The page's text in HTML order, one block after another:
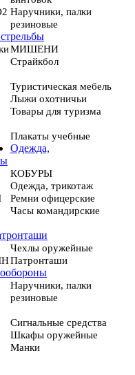
Наручники, палки
резиновые
МИШЕНИ
Страйкбол
Туристическая мебель
Лыжи охотничьи
Товары для туризма
Плакаты учебные
Одежда,
КОБУРЫ
Одежда, трикотаж
Ремни офицерские
Часы командирские
Чехлы оружейные
Патронташи
Наручники, палки
резиновые
Сигнальные средства
Шкафы оружейные
Манки